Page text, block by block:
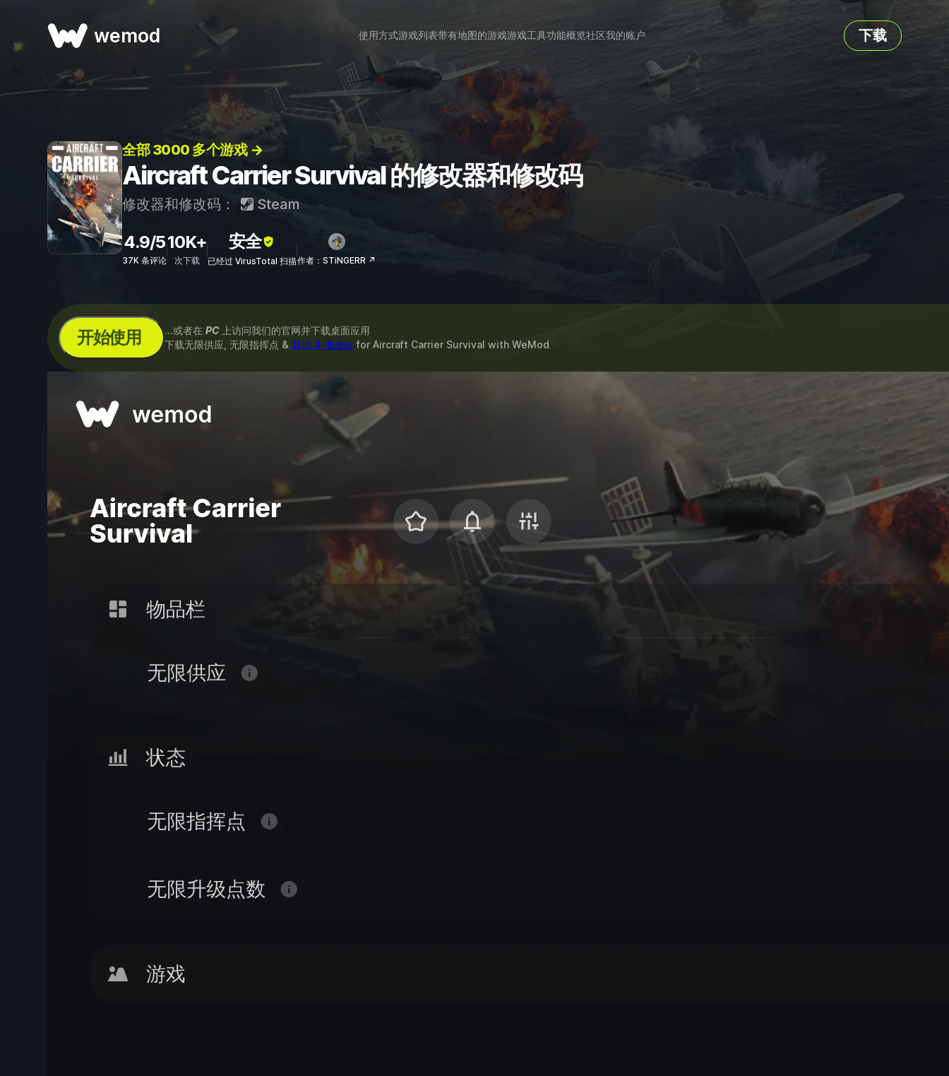
wemod 使用方式游戏列表带有地图的游戏游戏工具功能概览社区我的账户 下载
全部 3000 多个游戏 →
Aircraft Carrier Survival 的修改器和修改码
修改器和修改码： Steam
4.9/5
37K 条评论
10K+
次下载
安全
已经过 VirusTotal 扫描作者：STiNGERR ↗
开始使用 ...或者在 PC上访问我们的官网并下载桌面应用
下载无限供应, 无限指挥点 & 其他 4 项修改 for Aircraft Carrier Survival with WeMod